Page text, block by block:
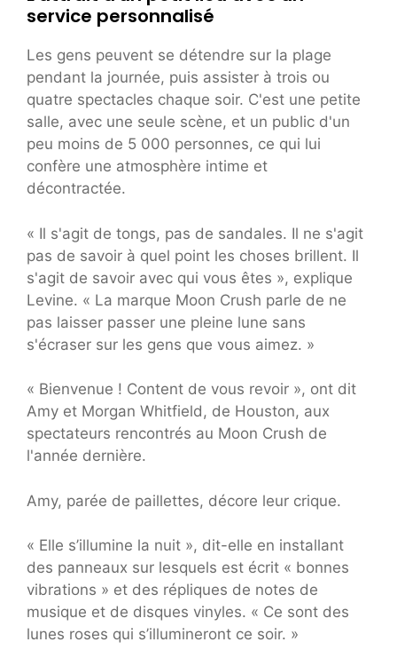
service personnalisé
Les gens peuvent se détendre sur la plage
pendant la journée, puis assister à trois ou
quatre spectacles chaque soir. C'est une petite
salle, avec une seule scène, et un public d'un
peu moins de 5 000 personnes, ce qui lui
confère une atmosphère intime et
décontractée.
« Il s'agit de tongs, pas de sandales. Il ne s'agit
pas de savoir à quel point les choses brillent. Il
s'agit de savoir avec qui vous êtes », explique
Levine. « La marque Moon Crush parle de ne
pas laisser passer une pleine lune sans
s'écraser sur les gens que vous aimez. »
« Bienvenue ! Content de vous revoir », ont dit
Amy et Morgan Whitfield, de Houston, aux
spectateurs rencontrés au Moon Crush de
l'année dernière.
Amy, parée de paillettes, décore leur crique.
« Elle s’illumine la nuit », dit-elle en installant
des panneaux sur lesquels est écrit « bonnes
vibrations » et des répliques de notes de
musique et de disques vinyles. « Ce sont des
lunes roses qui s’illumineront ce soir. »